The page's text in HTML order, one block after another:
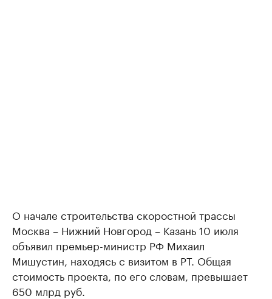
О начале строительства скоростной трассы
Москва – Нижний Новгород – Казань 10 июля
объявил премьер-министр РФ Михаил
Мишустин, находясь с визитом в РТ. Общая
стоимость проекта, по его словам, превышает
650 млрд руб.